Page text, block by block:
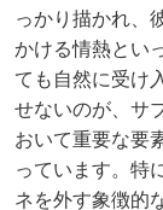
っかり描かれ、
かける情熱とい
ても自然に受け
せないのが、サ
おいて重要な要
っています。特
ネを外す象徴的